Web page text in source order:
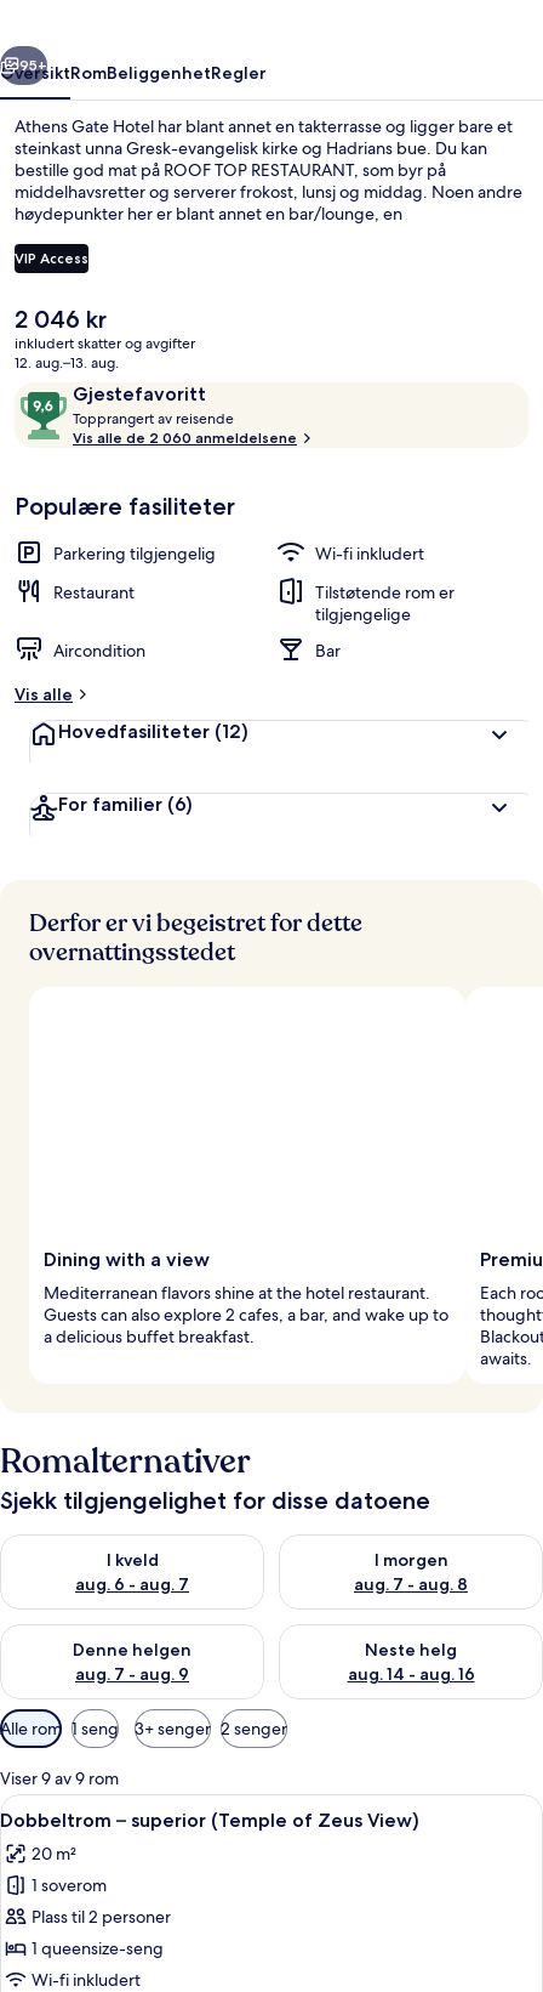
Neste
95+
OversiktRomBeliggenhetRegler
Athens Gate Hotel har blant annet en takterrasse og ligger bare et
steinkast unna Gresk-evangelisk kirke og Hadrians bue. Du kan
bestille god mat på ROOF TOP RESTAURANT, som byr på
middelhavsretter og serverer frokost, lunsj og middag. Noen andre
høydepunkter her er blant annet en bar/lounge, en
blant annet den sentrale beliggenheten og severdighetene i
området. Det er dessuten heller ikke langt å gå til offentlig
gå til Leoforos Vouliagmenis stasjon.
VIP Access
Den
nåværende
prisen
2 046 kr
2 046 kr
inkludert skatter og avgifter
12. aug.–13. aug.
AnmeldelserGjestefavoritt
9,6
av
10,
Topprangert av reisende
o
r
i
Vis alle de 2 060 anmeldelsene
Populære fasiliteter
Parkering tilgjengelig
Wi-fi inkludert
Restaurant
Tilstøtende rom er
tilgjengelige
Aircondition
Bar
Vis alle
Hovedfasiliteter (12)
For familier (6)
Derfor er vi begeistret for dette
overnattingsstedet
Dining with a view
Mediterranean flavors shine at the hotel restaurant.
Guests can also explore 2 cafes, a bar, and wake up to
a delicious buffet breakfast.
Each
awaits.
Romalternativer
Sjekk tilgjengelighet for disse datoene
I kveld
aug. 6 - aug. 7
Sjekk tilgjengelighet for i kveld, aug. 6 - aug. 7
I morgen
aug. 7 - aug. 8
Sjekk tilgjengelighet for i
Denne helgen
aug. 7 - aug. 9
Sjekk tilgjengelighet for denne helgen, aug. 7 - aug. 9
Neste helg
aug. 14 - aug. 16
Sjekk tilgjengelighet for neste
Tilgjengelige
filtre
for
rom
Alle rom 1 seng 3+ senger 2 senger
Viser 9 av 9 rom
Åpne
alle
bildene
av
Dobbeltrom
–
superior
8
Dobbeltrom – superior (Temple of Zeus View)
20 m²
1 soverom
Plass til 2 personer
1 queensize-seng
Wi-fi inkludert